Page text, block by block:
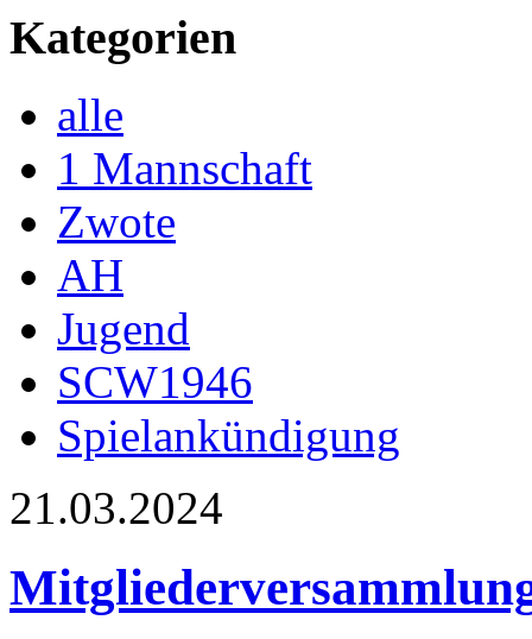
Kategorien
alle
1 Mannschaft
Zwote
AH
Jugend
SCW1946
Spielankündigung
21.03.2024